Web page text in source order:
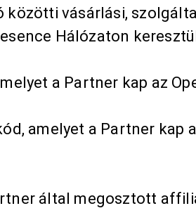
közötti vásárlási,
Hálózaton
a Partner kap az
amelyet a Partner
által megosztott